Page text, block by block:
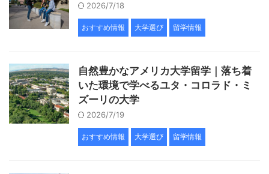
2026/7/18
おすすめ情報 大学選び 留学情報
自然豊かなアメリカ大学留学｜落ち着
いた環境で学べるユタ・コロラド・ミ
ズーリの大学
2026/7/19
おすすめ情報 大学選び 留学情報